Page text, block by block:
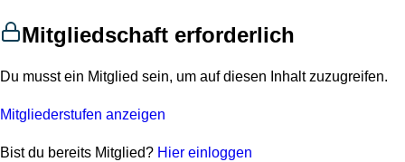
Mitgliedschaft erforderlich
Du musst ein Mitglied sein, um auf diesen Inhalt zuzugreifen.
Mitgliederstufen anzeigen
Bist du bereits Mitglied? Hier einloggen